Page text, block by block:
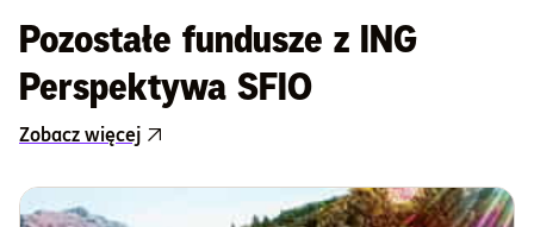
Pozostałe fundusze z ING
Perspektywa SFIO
Zobacz więcej